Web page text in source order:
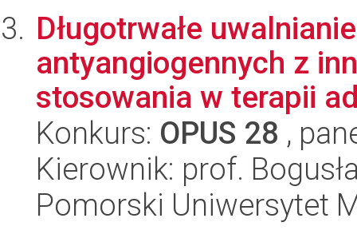
Długotrwałe
antyangiogennych z
stosowania w terapii
Konkurs: OPUS 28 ,
Kierownik: prof.
Pomorski Uniwersytet